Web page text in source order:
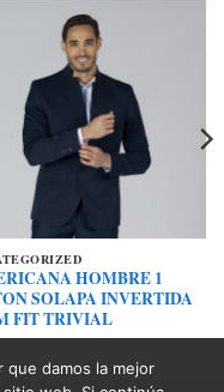
HOMBRE 1
SOLAPA INVERTIDA
FIT TRIVIAL
que damos la mejor